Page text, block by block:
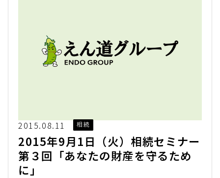
2015.08.11 相続
2015年9月1日（火）相続セミナー
第３回「あなたの財産を守るため
に」